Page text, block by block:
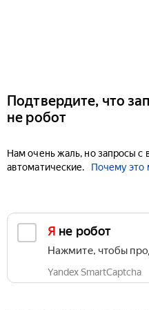
Подтвердите, что
не робот
Нам очень жаль, но запросы с
автоматические.
Почему это
Я не робот
Нажмите, чтобы
Yandex SmartCaptcha